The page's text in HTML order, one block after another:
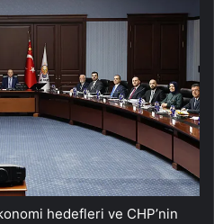
hedefleri ve CHP’nin